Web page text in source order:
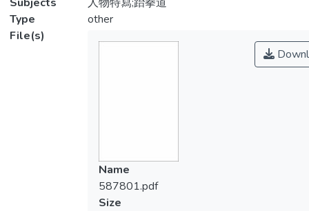
Type
other
File(s)
Name
587801.pdf
Size